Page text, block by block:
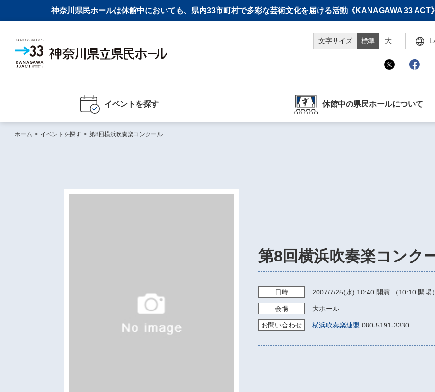
神奈川県民ホールは休館中においても、県内33市町村で多彩な芸術文化を届ける活動《KANAGAWA 33
文字サイズ 標準 大
イベントを探す 休館中の県民ホールについて
ホーム > イベントを探す > 第8回横浜吹奏楽コンクール
第8回横浜吹奏楽コンク
日時 2007/7/25(水) 10:40 開演 （10:10 開場
会場 大ホール
お問い合わせ 横浜吹奏楽連盟 080-5191-3330